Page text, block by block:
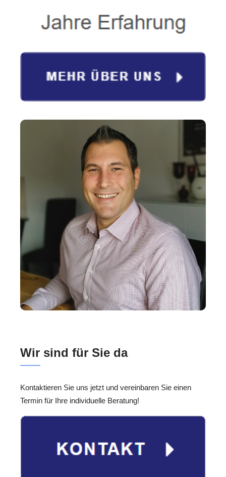
Wir sind für Sie da
Kontaktieren Sie uns jetzt und vereinbaren Sie einen
Termin für Ihre individuelle Beratung!